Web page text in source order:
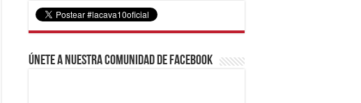
Únete a nuestra comunidad de Facebook